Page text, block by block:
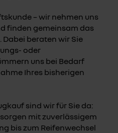
– wir nehmen uns
finden gemeinsam das
Dabei beraten wir Sie
oder
uns bei Bedarf
Ihres bisherigen
sind wir für Sie da:
mit zuverlässigem
bis zum Reifenwechsel